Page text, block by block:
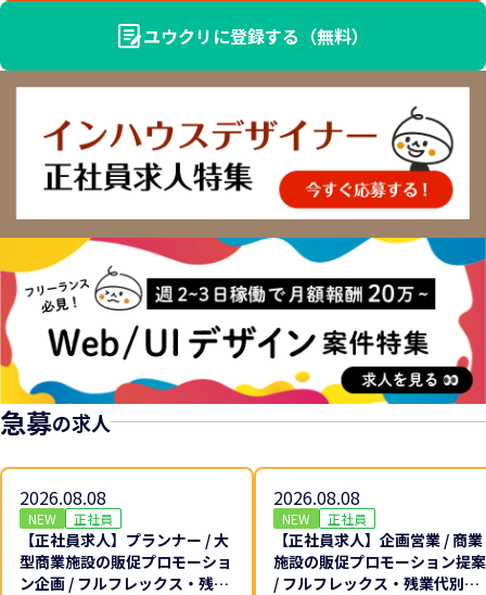
ユウクリに登録する（無料）
急募の求人
2026.08.08
NEW 正社員
【正社員求人】プランナー / 大
型商業施設の販促プロモーショ
ン企画 / フルフレックス・残業
2026.08.08
NEW 正社員
【正社員求人】企画営業 / 商業
施設の販促プロモーション提案
/ フルフレックス・残業代別途